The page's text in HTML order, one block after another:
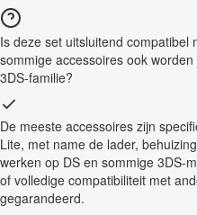
Is deze set uitsluitend compatibel
sommige accessoires ook
3DS-familie?
De meeste accessoires zijn
Lite, met name de lader,
werken op DS en sommige 3DS-
of volledige compatibiliteit met
gegarandeerd.